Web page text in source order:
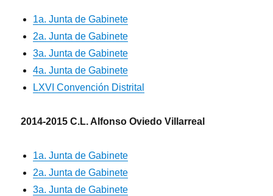
1a. Junta de Gabinete
2a. Junta de Gabinete
3a. Junta de Gabinete
4a. Junta de Gabinete
LXVI Convención Distrital
2014-2015 C.L. Alfonso Oviedo Villarreal
1a. Junta de Gabinete
2a. Junta de Gabinete
3a. Junta de Gabinete